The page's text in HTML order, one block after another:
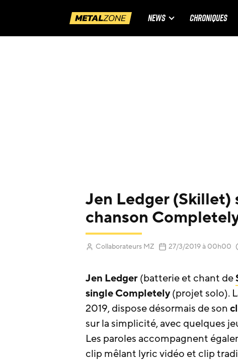
NEWS CHRONIQUES
Jen Ledger (Skillet)
chanson
Collaborateurs MZ 27/3/2019(Mis à jour
à 00h00
Jen Ledger(batterie et chant de
single Completely(projet solo).
2019, dispose désormais de son
sur la simplicité, avec quelques
Les paroles accompagnent
clip mêlant lyric vidéo et clip